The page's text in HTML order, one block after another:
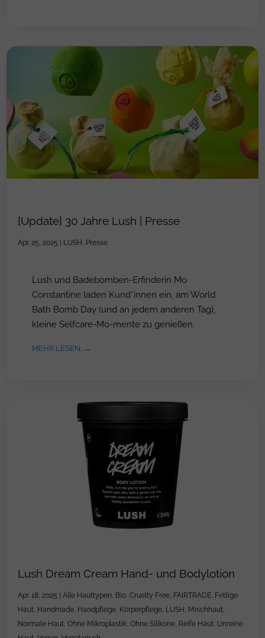
[Update] 30 Jahre Lush | Presse
Apr. 25, 2025 | LUSH Presse
Lush und Badebomben-Erfinderin Mo
Constantine laden Kund*innen ein, am World
Bath Bomb Day (und an jedem anderen Tag),
kleine Selfcare-Mo-mente zu genießen.
MEHR LESEN...
Lush Dream Cream Hand- und Bodylotion
Apr. 18, 2025 Alle Hauttypen, Bio, Cruelty Free, FAIRTRADE, Fettige
Haut, Handmade, Handpflege, Körperpflege, LUSH , Mischhaut,
Normale Haut, Ohne Mikroplastik, Ohne Silikone, Reife Haut, Unreine